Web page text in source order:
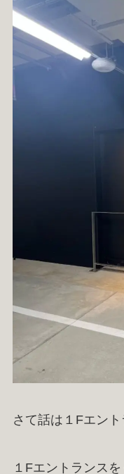
さて話は１Fエント
１Fエントランス